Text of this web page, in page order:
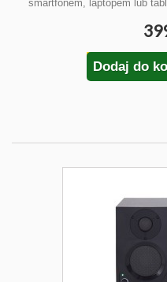
smartfonem, laptopem lub
Dodaj do